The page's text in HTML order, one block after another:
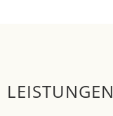
LEISTUNGEN